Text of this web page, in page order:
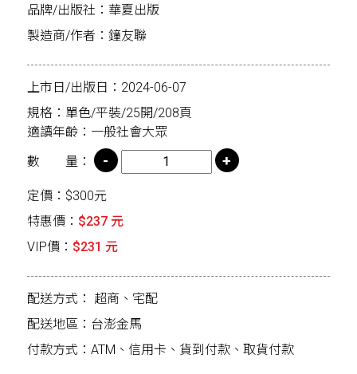
品牌/出版社：華夏出版
製造商/作者：鐘友聯
上市日/出版日：2024-06-07
規格：單色/平裝/25開/208頁
適讀年齡：一般社會大眾
數 量：
定價：$300元
特惠價： $237 元
VIP價： $231 元
配送方式： 超商、宅配
配送地區：台澎金馬
付款方式：ATM、信用卡、貨到付款、取貨付款